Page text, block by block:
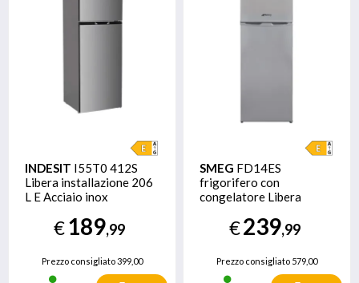
INDESIT I55T0 412S
Libera installazione 206
L E Acciaio inox
€189,99
Prezzo consigliato399,00
SMEG FD14ES
frigorifero con
congelatore Libera
Argento
€239,99
Prezzo consigliato 579,00